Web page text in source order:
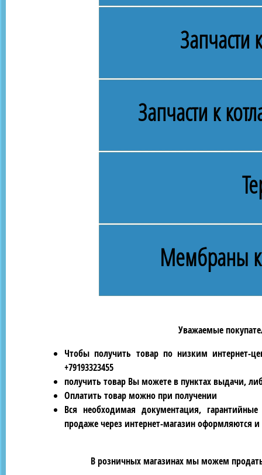
Запчасти
Запчасти к
Мембраны
Уважаемые
Чтобы получить товар по низким интернет-
+79193323455
получить товар Вы можете в пунктах выдачи,
Оплатить товар можно при получении
Вся необходимая документация,
продаже через интернет-магазин оформляются
В розничных магазинах мы можем